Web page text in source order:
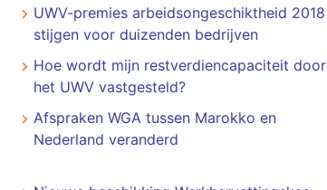
UWV-premies arbeidsongeschiktheid 2018
stijgen voor duizenden bedrijven
Hoe wordt mijn restverdiencapaciteit door
het UWV vastgesteld?
Afspraken WGA tussen Marokko en
Nederland veranderd